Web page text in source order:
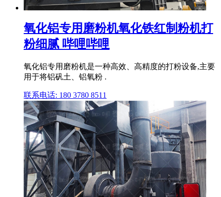
氧化铝专用磨粉机氧化铁红制粉机打
粉细腻 哔哩哔哩
氧化铝专用磨粉机是一种高效、高精度的打粉设备,主要
用于将铝矾土、铝氧粉 .
联系电话: 180 3780 8511